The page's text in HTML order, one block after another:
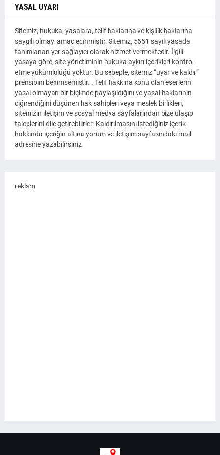
YASAL UYARI
Sitemiz, hukuka, yasalara, telif haklarına ve kişilik haklarına
saygılı olmayı amaç edinmiştir. Sitemiz, 5651 sayılı yasada
tanımlanan yer sağlayıcı olarak hizmet vermektedir. İlgili
yasaya göre, site yönetiminin hukuka aykırı içerikleri kontrol
etme yükümlülüğü yoktur. Bu sebeple, sitemiz “uyar ve kaldır”
prensibini benimsemiştir. . Telif hakkına konu olan eserlerin
yasal olmayan bir biçimde paylaşıldığını ve yasal haklarının
çiğnendiğini düşünen hak sahipleri veya meslek birlikleri,
sitemizin iletişim ve sosyal medya sayfalarından bize ulaşıp
taleplerini dile getirebilirler. Kaldırılmasını istediğiniz içerik
hakkında içeriğin altına yorum ve iletişim sayfasındaki mail
adresine yazabilirsiniz.
reklam